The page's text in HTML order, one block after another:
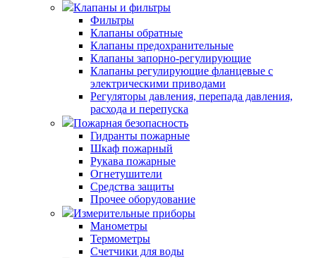
Клапаны и фильтры
Фильтры
Клапаны обратные
Клапаны предохранительные
Клапаны запорно-регулирующие
Клапаны регулирующие фланцевые с
электрическими приводами
Регуляторы давления, перепада давления,
расхода и перепуска
Пожарная безопасность
Гидранты пожарные
Шкаф пожарный
Рукава пожарные
Огнетушители
Средства защиты
Прочее оборудование
Измерительные приборы
Манометры
Термометры
Счетчики для воды